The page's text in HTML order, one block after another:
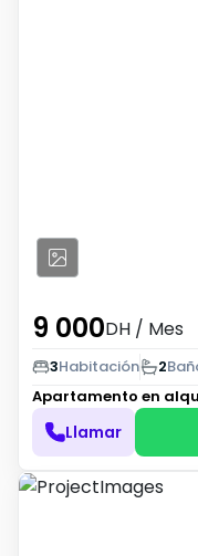
9 000DH / Mes
3Habitación 2
Apartamento en
Llamar